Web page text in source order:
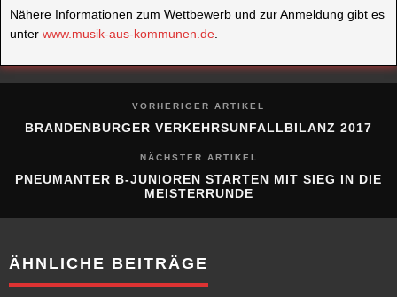
Nähere Informationen zum Wettbewerb und zur Anmeldung gibt es
unter www.musik-aus-kommunen.de
VORHERIGER ARTIKEL
BRANDENBURGER VERKEHRSUNFALLBILANZ 2017
NÄCHSTER ARTIKEL
PNEUMANTER B-JUNIOREN STARTEN MIT SIEG IN DIE
MEISTERRUNDE
ÄHNLICHE BEITRÄGE